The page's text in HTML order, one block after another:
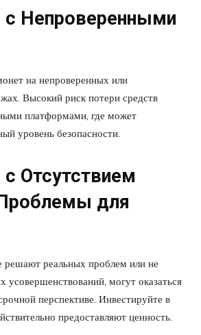
Непроверенными
на непроверенных или
Высокий риск потери средств
платформами, где может
уровень безопасности.
Отсутствием
для
решают реальных проблем или не
усовершенствований, могут оказаться
перспективе. Инвестируйте в
предоставляют ценность.